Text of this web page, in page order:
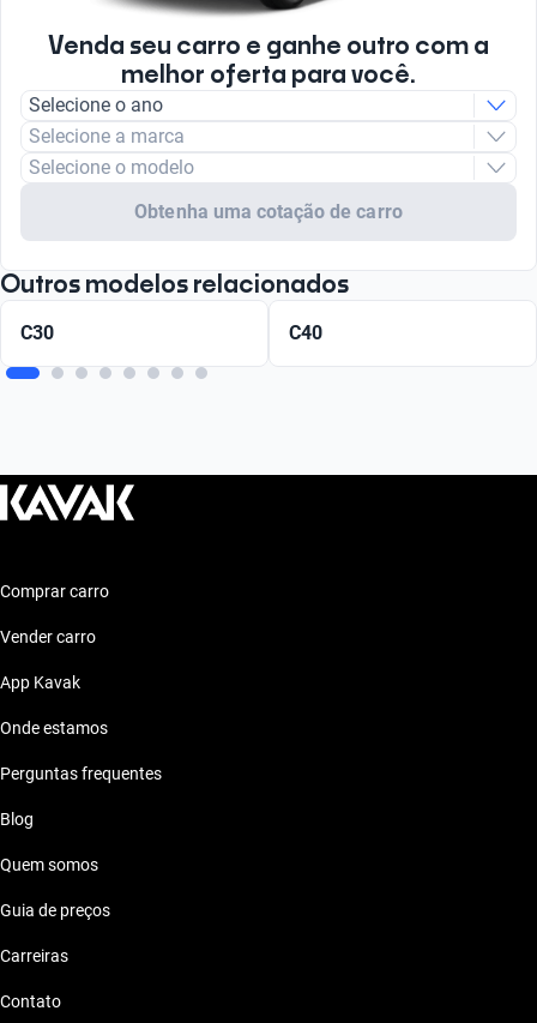
Venda seu carro e ganhe outro com a
melhor oferta para você.
Selecione o ano
Selecione a marca
Selecione o modelo
Obtenha uma cotação de carro
Outros modelos relacionados
C30 C40
Comprar carro
Vender carro
App Kavak
Onde estamos
Perguntas frequentes
Blog
Quem somos
Guia de preços
Carreiras
Contato